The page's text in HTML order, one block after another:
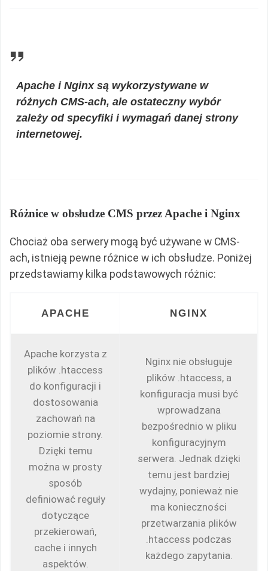
Apache i Nginx są wykorzystywane w
różnych CMS-ach, ale ostateczny wybór
zależy od specyfiki i wymagań danej strony
internetowej.
Różnice w obsłudze CMS przez Apache i Nginx
Chociaż oba serwery mogą być używane w CMS-
ach, istnieją pewne różnice w ich obsłudze. Poniżej
przedstawiamy kilka podstawowych różnic:
APACHE NGINX
Apache korzysta z
plików .htaccess
do konfiguracji i
dostosowania
zachowań na
poziomie strony.
Dzięki temu
można w prosty
sposób
definiować reguły
dotyczące
przekierowań,
cache i innych
aspektów.
Nginx nie obsługuje
plików .htaccess, a
konfiguracja musi być
wprowadzana
bezpośrednio w pliku
konfiguracyjnym
serwera. Jednak dzięki
temu jest bardziej
wydajny, ponieważ nie
ma konieczności
przetwarzania plików
.htaccess podczas
każdego zapytania.